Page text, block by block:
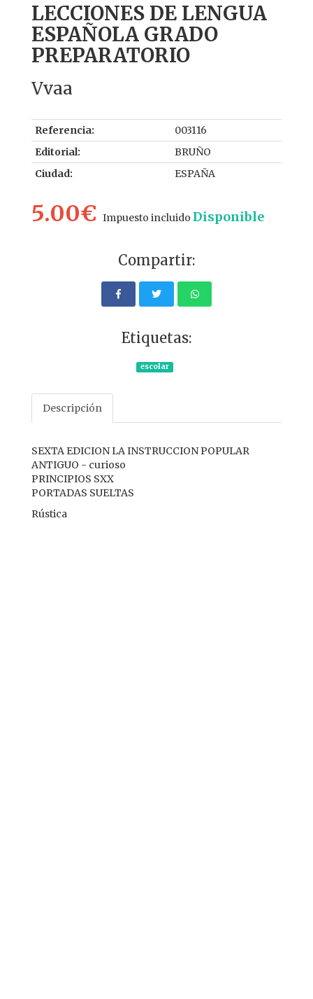
LECCIONES DE LENGUA
ESPAÑOLA GRADO
PREPARATORIO
Vvaa
Referencia:
003116
Editorial:
BRUÑO
Ciudad:
ESPAÑA
5.00€ Impuesto incluido Disponible
Compartir:
Etiquetas:
escolar
Descripción
SEXTA EDICION LA INSTRUCCION POPULAR
ANTIGUO - curioso
PRINCIPIOS SXX
PORTADAS SUELTAS
Rústica